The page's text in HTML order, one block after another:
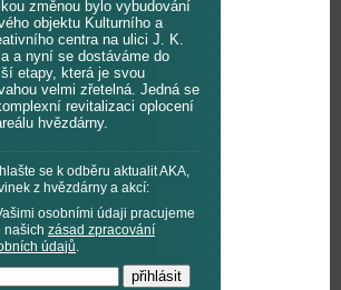
změnou bylo vybudování
objektu Kulturního a
centra na ulici J. K.
a nyní se dostáváme do
etapy, která je svou
velmi zřetelná. Jedná se
revitalizaci oplocení
hvězdárny.
se k odběru aktualit AKA,
z hvězdárny a akcí:
osobními údaji pracujeme
našich zásad zpracování
údajů.